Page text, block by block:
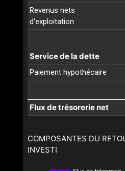
Revenus nets
d'exploitation
Service de la dette
Paiement hypothécaire
Flux de trésorerie net
COMPOSANTES DU
INVESTI